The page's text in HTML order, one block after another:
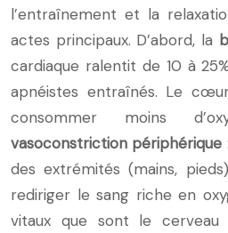
l’entraînement et la
actes principaux. D’abord, la
cardiaque ralentit de 10 à
apnéistes entraînés. Le
consommer moins
vasoconstriction périphérique
des extrémités (mains,
rediriger le sang riche en
vitaux que sont le